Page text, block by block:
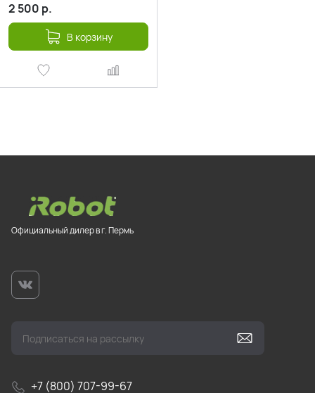
2 500 р.
В корзину
Официальный дилер в г. Пермь
+7 (800) 707-99-67